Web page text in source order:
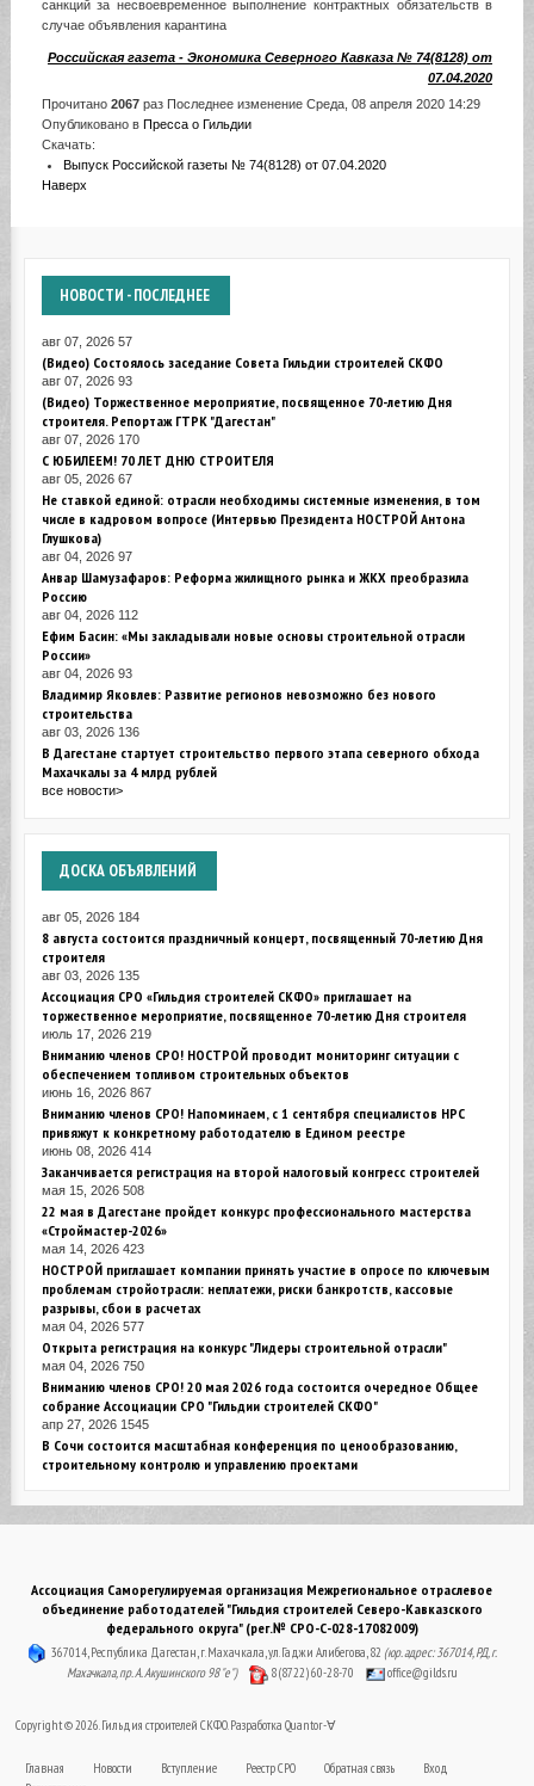
санкций за несвоевременное выполнение контрактных обязательств в
случае объявления карантина
Российская газета - Экономика Северного Кавказа № 74(8128) от
07.04.2020
Прочитано 2067раз Последнее изменение Среда, 08 апреля 2020 14:29
Опубликовано в Пресса о Гильдии
Скачать:
Выпуск Российской газеты № 74(8128) от 07.04.2020
Наверх
НОВОСТИ - ПОСЛЕДНЕЕ
авг 07, 2026 57
(Видео) Состоялось заседание Совета Гильдии строителей СКФО
авг 07, 2026 93
(Видео) Торжественное мероприятие, посвященное 70-летию Дня
строителя. Репортаж ГТРК "Дагестан"
авг 07, 2026 170
С ЮБИЛЕЕМ! 70 ЛЕТ ДНЮ СТРОИТЕЛЯ
авг 05, 2026 67
Не ставкой единой: отрасли необходимы системные изменения, в том
числе в кадровом вопросе (Интервью Президента НОСТРОЙ Антона
Глушкова)
авг 04, 2026 97
Анвар Шамузафаров: Реформа жилищного рынка и ЖКХ преобразила
Россию
авг 04, 2026 112
Ефим Басин: «Мы закладывали новые основы строительной отрасли
России»
авг 04, 2026 93
Владимир Яковлев: Развитие регионов невозможно без нового
строительства
авг 03, 2026 136
В Дагестане стартует строительство первого этапа северного обхода
Махачкалы за 4 млрд рублей
все новости>
ДОСКА ОБЪЯВЛЕНИЙ
авг 05, 2026 184
8 августа состоится праздничный концерт, посвященный 70-летию Дня
строителя
авг 03, 2026 135
Ассоциация СРО «Гильдия строителей СКФО» приглашает на
торжественное мероприятие, посвященное 70-летию Дня строителя
июль 17, 2026 219
Вниманию членов СРО! НОСТРОЙ проводит мониторинг ситуации с
обеспечением топливом строительных объектов
июнь 16, 2026 867
Вниманию членов СРО! Напоминаем, с 1 сентября специалистов НРС
привяжут к конкретному работодателю в Едином реестре
июнь 08, 2026 414
Заканчивается регистрация на второй налоговый конгресс строителей
мая 15, 2026 508
22 мая в Дагестане пройдет конкурс профессионального мастерства
«Строймастер-2026»
мая 14, 2026 423
НОСТРОЙ приглашает компании принять участие в опросе по ключевым
проблемам стройотрасли: неплатежи, риски банкротств, кассовые
разрывы, сбои в расчетах
мая 04, 2026 577
Открыта регистрация на конкурс "Лидеры строительной отрасли"
мая 04, 2026 750
Вниманию членов СРО! 20 мая 2026 года состоится очередное Общее
собрание Ассоциации СРО "Гильдии строителей СКФО"
апр 27, 2026 1545
В Сочи состоится масштабная конференция по ценообразованию,
строительному контролю и управлению проектами
Ассоциация Саморегулируемая организация Межрегиональное отраслевое
объединение работодателей "Гильдия строителей Северо-Кавказского
федерального округа" (рег.№ СРО-С-028-17082009)
367014, Республика Дагестан, г. Махачкала, ул. Гаджи Алибегова, 82 (юр. адрес: 367014, РД, г.
Махачкала, пр. А. Акушинского 98 "е")
8 (8722) 60-28-70 office@gilds.ru
Copyright © 2026. Гильдия строителей СКФО. Разработка Quantor-∀
Главная Новости Вступление Реестр СРО Обратная связь
Вход